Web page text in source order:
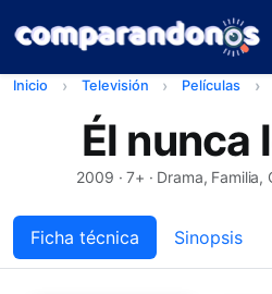
Inicio Televisión Películas
Él nunca
2009 · 7+ · Drama,
Ficha técnica Sinopsis